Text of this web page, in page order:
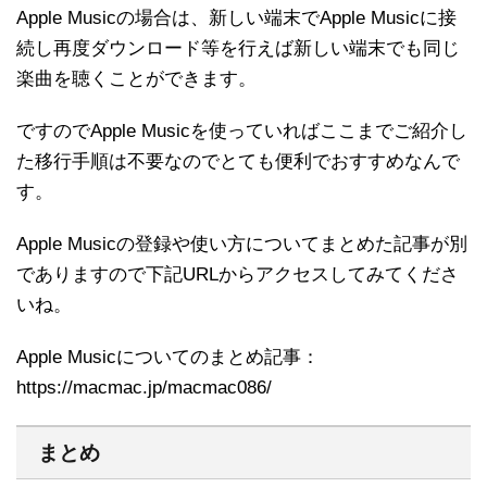
Apple Musicの場合は、新しい端末でApple Musicに接
続し再度ダウンロード等を行えば新しい端末でも同じ
楽曲を聴くことができます。
ですのでApple Musicを使っていればここまでご紹介し
た移行手順は不要なのでとても便利でおすすめなんで
す。
Apple Musicの登録や使い方についてまとめた記事が別
でありますので下記URLからアクセスしてみてくださ
いね。
Apple Musicについてのまとめ記事：
https://macmac.jp/macmac086/
まとめ